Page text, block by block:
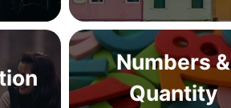
Numbers &
Quantity